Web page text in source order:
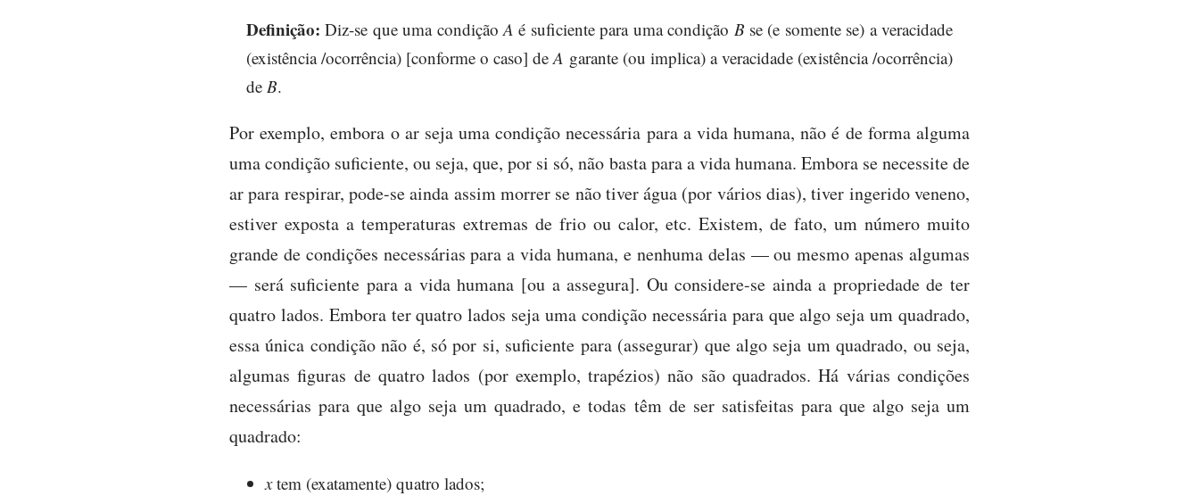
Definição: Diz-se que uma condiçãoA é suficiente para uma condição B se (e somente se) a veracidade
(existência /ocorrência) [conforme o caso] deA garante (ou implica) a veracidade (existência /ocorrência)
de B.
Por exemplo, embora o ar seja uma condição necessária para a vida humana, não é de forma alguma
uma condição suficiente, ou seja, que, por si só, não basta para a vida humana. Embora se necessite de
ar para respirar, pode-se ainda assim morrer se não tiver água (por vários dias), tiver ingerido veneno,
estiver exposta a temperaturas extremas de frio ou calor, etc. Existem, de fato, um número muito
grande de condições necessárias para a vida humana, e nenhuma delas — ou mesmo apenas algumas
— será suficiente para a vida humana [ou a assegura]. Ou considere-se ainda a propriedade de ter
quatro lados. Embora ter quatro lados seja uma condição necessária para que algo seja um quadrado,
essa única condição não é, só por si, suficiente para (assegurar) que algo seja um quadrado, ou seja,
algumas figuras de quatro lados (por exemplo, trapézios) não são quadrados. Há várias condições
necessárias para que algo seja um quadrado, e todas têm de ser satisfeitas para que algo seja um
quadrado:
xtem (exatamente) quatro lados;